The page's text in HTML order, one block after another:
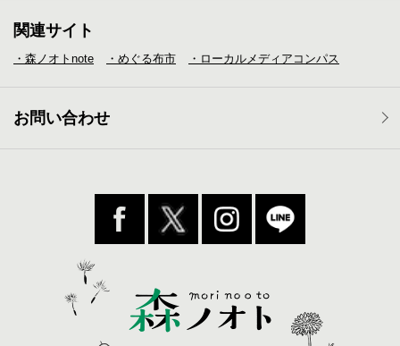
関連サイト
・森ノオトnote ・めぐる布市 ・ローカルメディア コンパス
お問い合わせ